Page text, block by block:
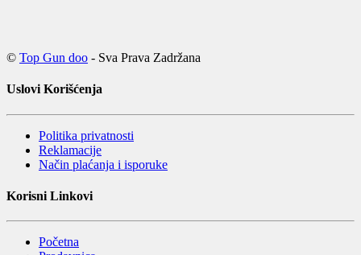
© Top Gun doo - Sva Prava Zadržana
Uslovi Korišćenja
Politika privatnosti
Reklamacije
Način plaćanja i isporuke
Korisni Linkovi
Početna